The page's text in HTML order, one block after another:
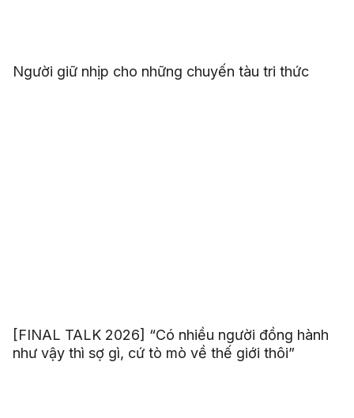
Người giữ nhịp cho những chuyến tàu tri thức
[FINAL TALK 2026] “Có nhiều người đồng hành
như vậy thì sợ gì, cứ tò mò về thế giới thôi”